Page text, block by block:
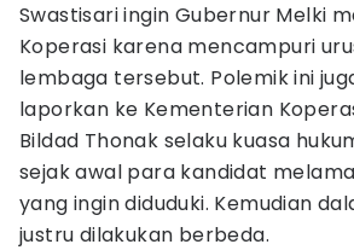
Swastisari ingin Gubernur Melki
Koperasi karena mencampuri
lembaga tersebut. Polemik ini
laporkan ke Kementerian
Bildad Thonak selaku kuasa
sejak awal para kandidat
yang ingin diduduki. Kemudian
justru dilakukan berbeda.